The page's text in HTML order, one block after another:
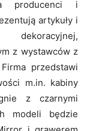
producenci i
artykuły i
dekoracyjnej,
z wystawców z
przedstawi
m.in. kabiny
z czarnymi
modeli będzie